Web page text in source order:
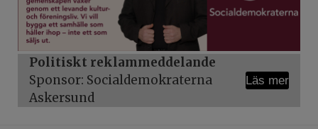
Politiskt reklammeddelande
Sponsor: Socialdemokraterna
Askersund
Läs mer